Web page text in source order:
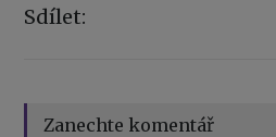
Sdílet:
Zanechte komentář